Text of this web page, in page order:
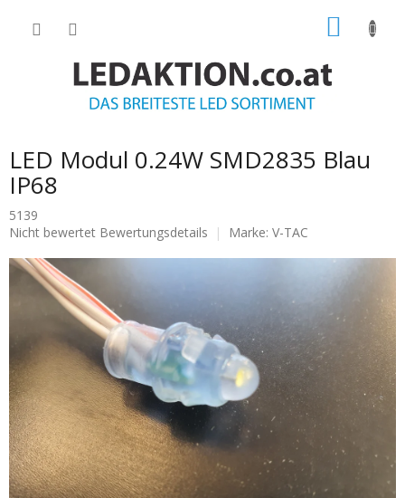
LED Modul 0.24W SMD2835 Blau
IP68
5139
Die
Produktbewertung
Sternen.
Nicht bewertet Bewertungsdetails Marke: V-TAC